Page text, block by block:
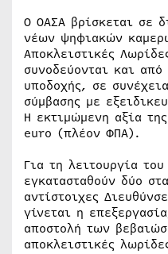
Ο ΟΑΣΑ βρίσκεται σε
νέων ψηφιακών
Αποκλειστικές
συνοδεύονται και από
υποδοχής, σε
σύμβασης με
Η εκτιμώμενη αξία
euro (πλέον ΦΠΑ).
Για τη λειτουργία
εγκατασταθούν δύο
αντίστοιχες
γίνεται η
αποστολή των
αποκλειστικές